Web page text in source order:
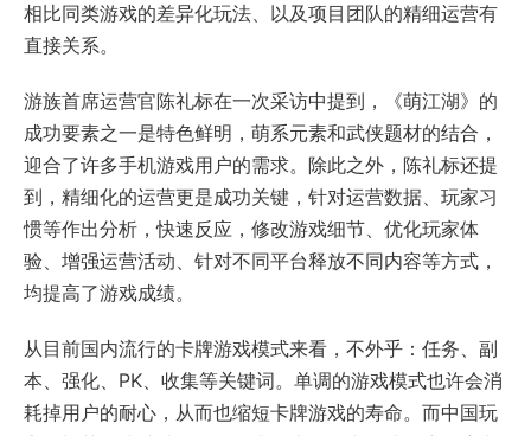
相比同类游戏的差异化玩法、以及项目团队的精细运营有
直接关系。
游族首席运营官陈礼标在一次采访中提到，《萌江湖》的
成功要素之一是特色鲜明，萌系元素和武侠题材的结合，
迎合了许多手机游戏用户的需求。除此之外，陈礼标还提
到，精细化的运营更是成功关键，针对运营数据、玩家习
惯等作出分析，快速反应，修改游戏细节、优化玩家体
验、增强运营活动、针对不同平台释放不同内容等方式，
均提高了游戏成绩。
从目前国内流行的卡牌游戏模式来看，不外乎：任务、副
本、强化、PK、收集等关键词。单调的游戏模式也许会消
耗掉用户的耐心，从而也缩短卡牌游戏的寿命。而中国玩